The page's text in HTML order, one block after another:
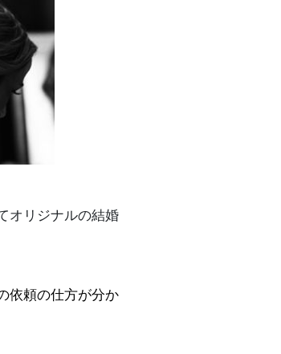
オリジナルの結婚
依頼の仕方が分か